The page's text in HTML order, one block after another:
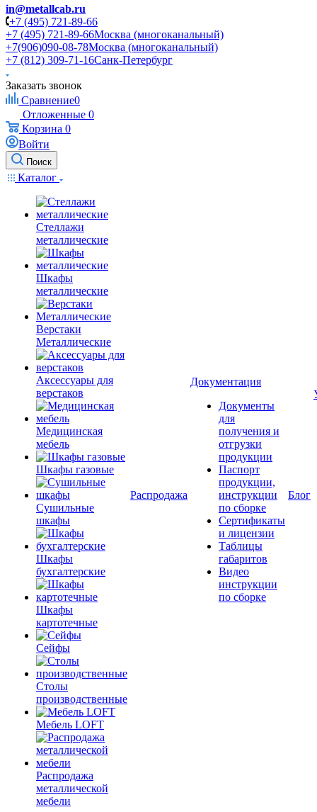
in@metallcab.ru
+7 (495) 721-89-66
+7 (495) 721-89-66Москва (многоканальный)
+7(906)090-08-78Москва (многоканальный)
+7 (812) 309-71-16Санк-Петербург
Заказать звонок
Сравнение0
Отложенные 0
Корзина 0
Войти
Поиск
Каталог
Стеллажи
металлические
Шкафы
металлические
Верстаки
Металлические
Аксессуары для
верстаков
Медицинская
мебель
Шкафы газовые
Сушильные
шкафы
Шкафы
бухгалтерские
Шкафы
картотечные
Сейфы
Столы
производственные
Мебель LOFT
Распродажа
металлической
мебели
Распродажа
Документация
Документы
для
получения и
отгрузки
продукции
Паспорт
продукции,
инструкции
по сборке
Сертификаты
и лицензии
Таблицы
габаритов
Видео
инструкции
по сборке
Блог